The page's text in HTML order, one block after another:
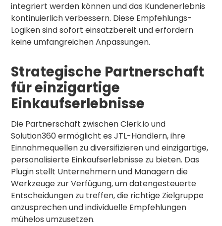
integriert werden können und das Kundenerlebnis
kontinuierlich verbessern. Diese Empfehlungs-
Logiken sind sofort einsatzbereit und erfordern
keine umfangreichen Anpassungen.
Strategische Partnerschaft
für einzigartige
Einkaufserlebnisse
Die Partnerschaft zwischen Clerk.io und
Solution360 ermöglicht es JTL-Händlern, ihre
Einnahmequellen zu diversifizieren und einzigartige,
personalisierte Einkaufserlebnisse zu bieten. Das
Plugin stellt Unternehmern und Managern die
Werkzeuge zur Verfügung, um datengesteuerte
Entscheidungen zu treffen, die richtige Zielgruppe
anzusprechen und individuelle Empfehlungen
mühelos umzusetzen.